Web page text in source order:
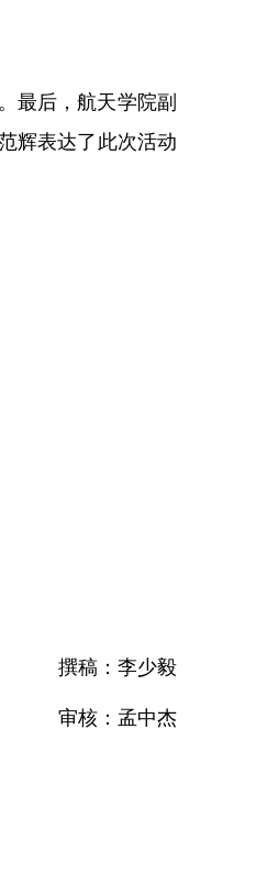
最后，航天学院副
辉表达了此次活动
撰稿：李少毅
审核：孟中杰